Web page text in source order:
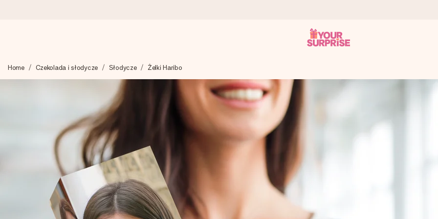
Tworzymy Twój prezent z troską i wysyłamy go w mgnieniu oka – dzięki czemu możesz go dać dokładnie we właściwym
4,7 (na podstawie +15 000 opinii)
Nasze prezenty inspirują. Klienci oceniają nas na 4,7 w Google Reviews.
Darmowy bilecik z życzeniami
Stwórz coś wyjątkowego w zaledwie kilku krokach – z jej imieniem, swoim zdjęciem lub wiadomością, która naprawdę poruszy
Home Czekolada i słodycze Słodycze Żelki Haribo